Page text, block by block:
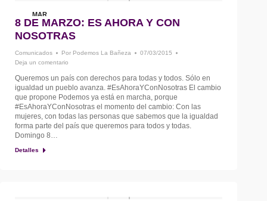
MAR
7
8 DE MARZO: ES AHORA Y CON
NOSOTRAS
Comunicados Por Podemos La Bañeza
07/03/2015
Deja un comentario
Queremos un país con derechos para todas y todos. Sólo en
igualdad un pueblo avanza. ‪#‎EsAhoraYConNosotras‬ El cambio
que propone Podemos ya está en marcha, porque
#EsAhoraYConNosotras el momento del cambio: Con las
mujeres, con todas las personas que sabemos que la igualdad
forma parte del país que queremos para todos y todas.
Domingo 8…
Detalles